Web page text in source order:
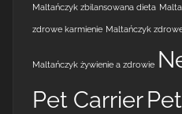
Maltańczyk zbilansowana dieta
zdrowe karmienie Maltańczyk
Maltańczyk żywienie a zdrowie
Pet Carrier